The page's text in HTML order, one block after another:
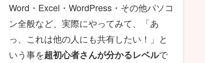
Word・Excel・WordPress・その他パソコ
ン全般など、実際にやってみて、「あ
っ、これは他の人にも共有したい！」と
いう事を超初心者さんが分かるレベルで